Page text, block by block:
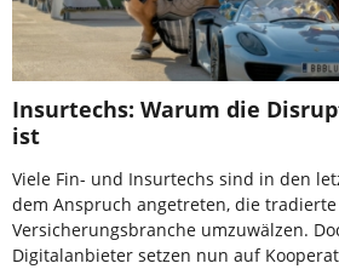
Insurtechs: Warum die
ist
Viele Fin- und Insurtechs sind in den
dem Anspruch angetreten, die
Versicherungsbranche umzuwälzen.
Digitalanbieter setzen nun auf